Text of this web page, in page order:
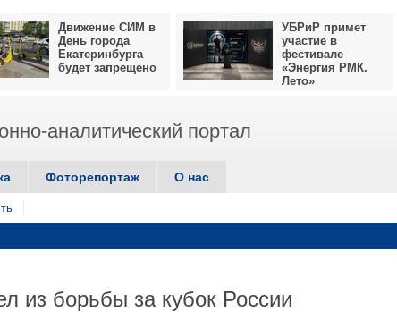
Движение СИМ в
День города
Екатеринбурга
будет запрещено
УБРиР примет
участие в
фестивале
«Энергия РМК.
Лето»
аналитический портал
Фоторепортаж О нас
из борьбы за кубок России